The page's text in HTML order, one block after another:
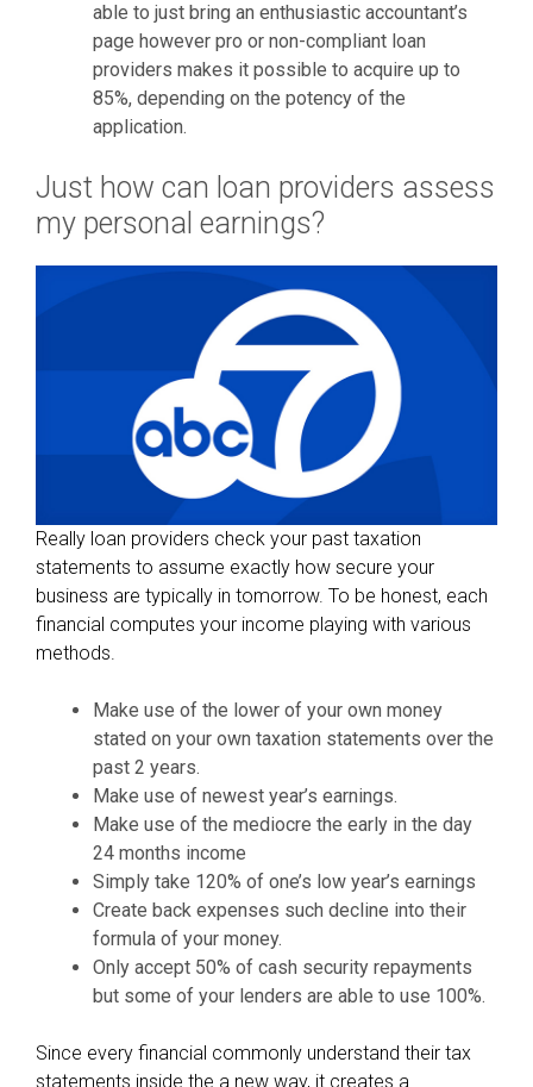
able to just bring an enthusiastic accountant’s
page however pro or non-compliant loan
providers makes it possible to acquire up to
85%, depending on the potency of the
application.
Just how can loan providers assess
my personal earnings?
Really loan providers check your past taxation
statements to assume exactly how secure your
business are typically in tomorrow. To be honest, each
financial computes your income playing with various
methods.
Make use of the lower of your own money
stated on your own taxation statements over the
past 2 years.
Make use of newest year’s earnings.
Make use of the mediocre the early in the day
24 months income
Simply take 120% of one’s low year’s earnings
Create back expenses such decline into their
formula of your money.
Only accept 50% of cash security repayments
but some of your lenders are able to use 100%.
Since every financial commonly understand their tax
statements inside the a new way, it creates a